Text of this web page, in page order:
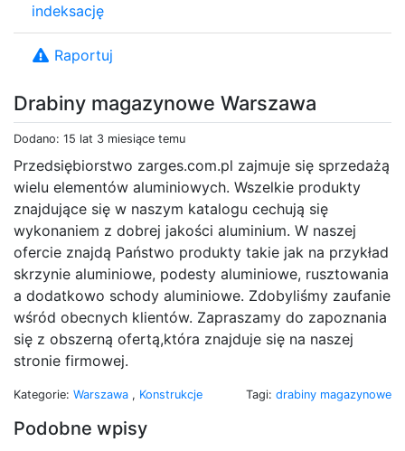
Drabiny magazynowe Warszawa
Dodano: 15 lat 3 miesiące temu
Przedsiębiorstwo zarges.com.pl zajmuje się sprzedażą
wielu elementów aluminiowych. Wszelkie produkty
znajdujące się w naszym katalogu cechują się
wykonaniem z dobrej jakości aluminium. W naszej
ofercie znajdą Państwo produkty takie jak na przykład
skrzynie aluminiowe, podesty aluminiowe, rusztowania
a dodatkowo schody aluminiowe. Zdobyliśmy zaufanie
wśród obecnych klientów. Zapraszamy do zapoznania
się z obszerną ofertą,która znajduje się na naszej
stronie firmowej.
Kategorie: Warszawa , Konstrukcje Tagi: drabiny magazynowe
Podobne wpisy
indeksację
Raportuj